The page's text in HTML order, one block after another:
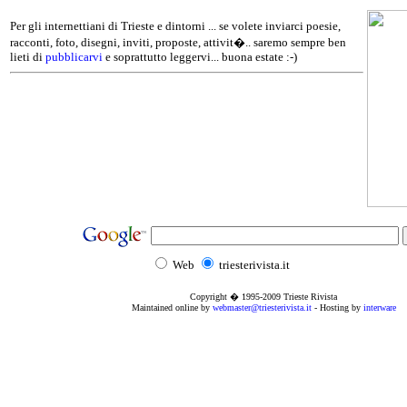
Per gli internettiani di Trieste e dintorni ... se volete inviarci poesie,
racconti, foto, disegni, inviti, proposte, attivit�.. saremo sempre ben
lieti di pubblicarvi e soprattutto leggervi... buona estate :-)
Web triesterivista.it
Copyright � 1995-2009 Trieste Rivista
Maintained online by webmaster@triesterivista.it- Hosting by interware